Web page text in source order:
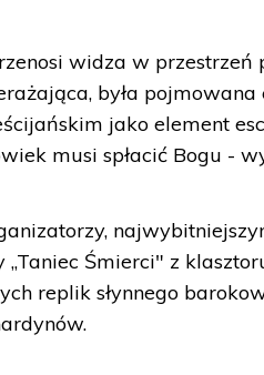
widza w
była
jako element
musi spłacić Bogu -
„Taniec Śmierci" z
replik słynnego